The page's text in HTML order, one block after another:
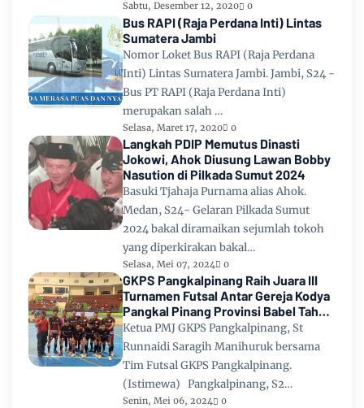
Sabtu, Desember 12, 2020 0
Bus RAPI (Raja Perdana Inti) Lintas
Sumatera Jambi
Nomor Loket Bus RAPI (Raja Perdana
Inti) Lintas Sumatera Jambi. Jambi, S24 -
Bus PT RAPI (Raja Perdana Inti)
merupakan salah …
Selasa, Maret 17, 2020 0
Langkah PDIP Memutus Dinasti
Jokowi, Ahok Diusung Lawan Bobby
Nasution di Pilkada Sumut 2024
Basuki Tjahaja Purnama alias Ahok.
Medan, S24- Gelaran Pilkada Sumut
2024 bakal diramaikan sejumlah tokoh
yang diperkirakan bakal…
Selasa, Mei 07, 2024 0
GKPS Pangkalpinang Raih Juara III
Turnamen Futsal Antar Gereja Kodya
Pangkal Pinang Provinsi Babel Tahun
2024
Ketua PMJ GKPS Pangkalpinang, St
Runnaidi Saragih Manihuruk bersama
Tim Futsal GKPS Pangkalpinang.
(Istimewa) Pangkalpinang, S2…
Senin, Mei 06, 2024 0